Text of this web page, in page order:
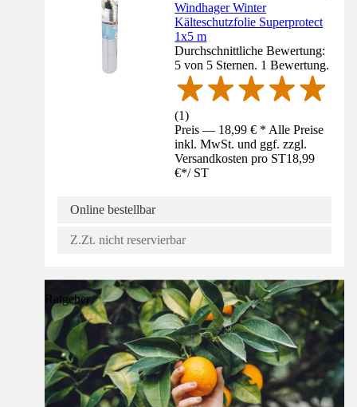
Windhager Winter
Kälteschutzfolie Superprotect
1x5 m
Durchschnittliche Bewertung:
5 von 5 Sternen. 1 Bewertung.
(1)
Preis — 18,99 € * Alle Preise
inkl. MwSt. und ggf. zzgl.
Versandkosten pro ST18,99
€*/ ST
Online bestellbar
Z.Zt. nicht reservierbar
Ratgeber